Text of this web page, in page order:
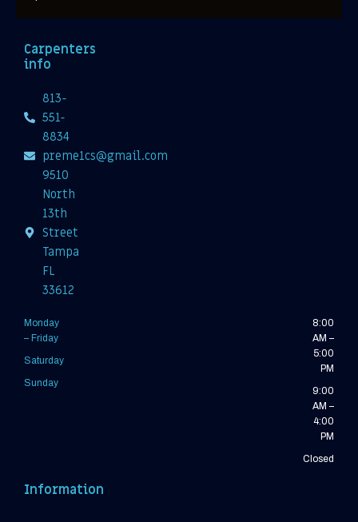
Carpenters
info
813-
551-
8834
preme1cs@gmail.com
9510
North
13th
Street
Tampa
FL
33612
Monday
– Friday
Saturday
Sunday
8:00
AM –
5:00
PM
9:00
AM –
4:00
PM
Closed
Information